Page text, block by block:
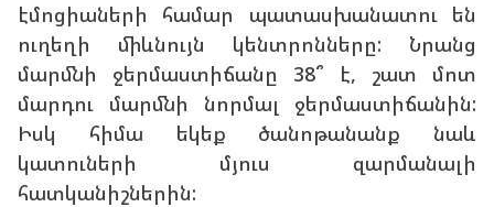
էմոցիաների համար պատասխանատու են
ուղեղի միևնույն կենտրոնները: Նրանց
մարմնի ջերմաստիճանը 38՞ է, շատ մոտ
մարդու մարմնի նորմալ ջերմաստիճանին:
Իսկ հիմա եկեք ծանոթանանք նաև
կատուների մյուս զարմանալի
հատկանիշներին: